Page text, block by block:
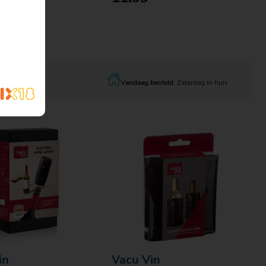
Vandaag besteld , Zaterdag in huis
Vacu Vin